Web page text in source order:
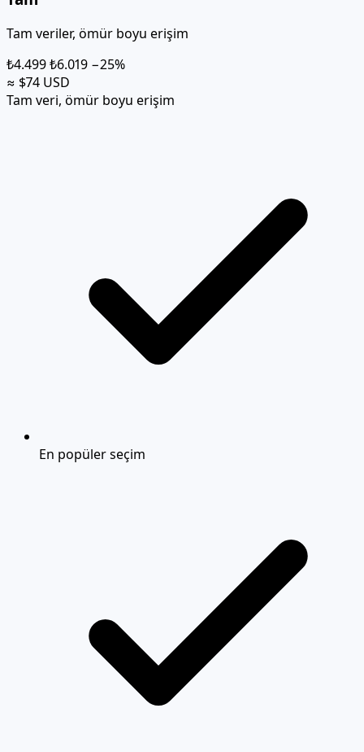
Tam veriler, ömür boyu erişim
₺4.499₺6.019 −25%
≈ $74 USD
Tam veri, ömür boyu erişim
En popüler seçim